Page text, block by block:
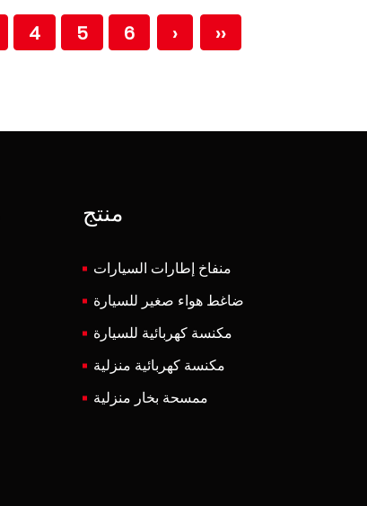
4 5 6 › ››
منتج
منفاخ إطارات السيارات
ضاغط هواء صغير للسيارة
مكنسة كهربائية للسيارة
مكنسة كهربائية منزلية
ممسحة بخار منزلية